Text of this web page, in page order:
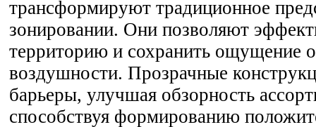
трансформируют традиционное
зонировании. Они позволяют
территорию и сохранить ощущение
воздушности. Прозрачные
барьеры, улучшая обзорность
способствуя формированию